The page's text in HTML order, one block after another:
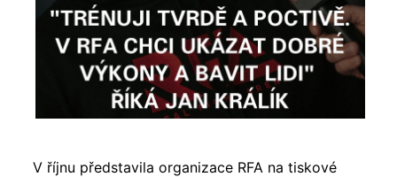
V říjnu představila organizace RFA na tiskové